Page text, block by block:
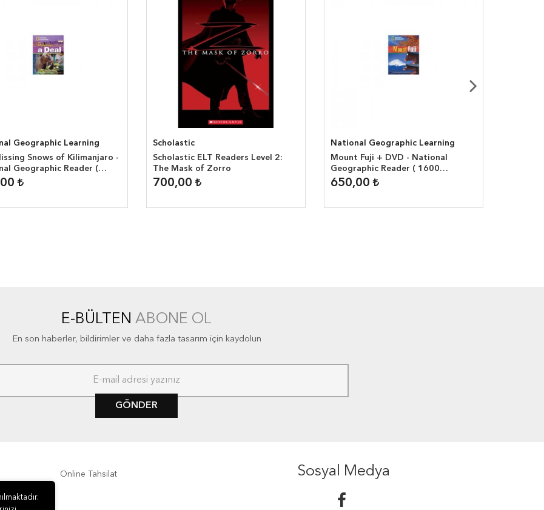
Geographic Learning
Snows of Kilimanjaro -
Geographic Reader (
)
Scholastic
Scholastic ELT Readers Level 2:
The Mask of Zorro
700,00
National Geographic Learning
Mount Fuji + DVD - National
Geographic Reader ( 1600
headwords )
650,00
E-BÜLTEN ABONE OL
En son haberler, bildirimler ve daha fazla tasarım için kaydolun
GÖNDER
Online Tahsilat Sosyal Medya